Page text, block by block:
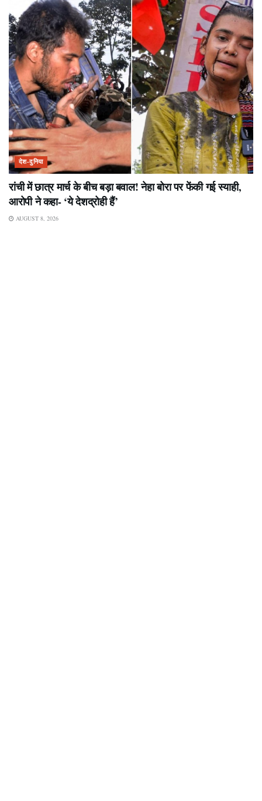
देश-दुनिया
रांची में छात्र मार्च के बीच बड़ा बवाल! नेहा बोरा पर फेंकी गई स्याही,
आरोपी ने कहा- ‘ये देशद्रोही हैं’
AUGUST 8, 2026